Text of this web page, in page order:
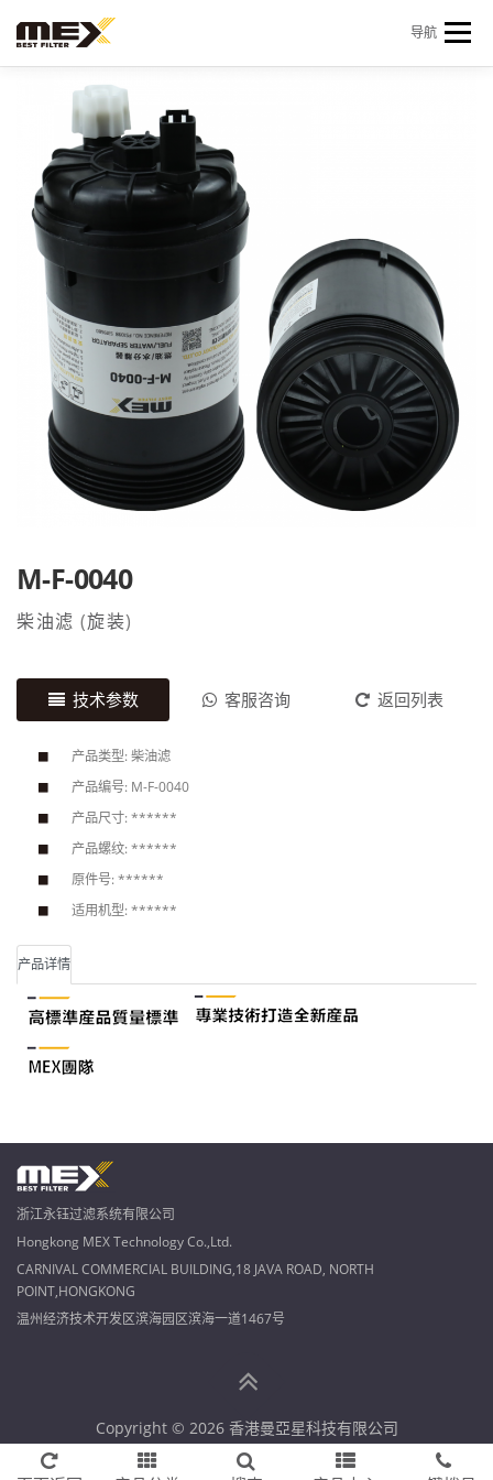
导航
产品中心
新闻 & 资讯 关于我们
M-F-0040
柴油滤 (旋装)
技术参数 客服咨询 返回列表
产品类型: 柴油滤
产品编号: M-F-0040
产品尺寸: ******
产品螺纹: ******
原件号: ******
适用机型: ******
产品详情
浙江永钰过滤系统有限公司
Hongkong MEX Technology Co.,Ltd.
CARNIVAL COMMERCIAL BUILDING,18 JAVA ROAD, NORTH
POINT,HONGKONG
温州经济技术开发区滨海园区滨海一道1467号
Copyright © 2026 香港曼亞星科技有限公司